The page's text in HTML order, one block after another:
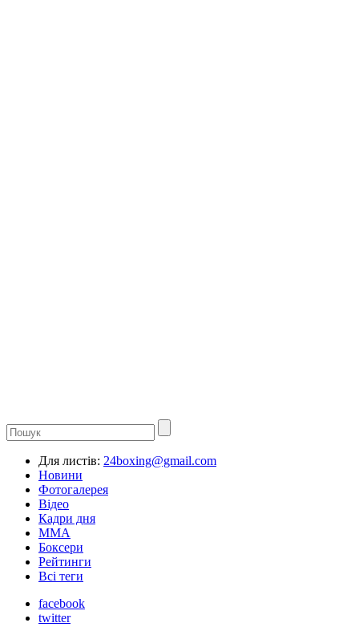
Для листів: 24boxing@gmail.com
Новини
Фотогалерея
Відео
Кадри дня
ММА
Боксери
Рейтинги
Всі теги
facebook
twitter